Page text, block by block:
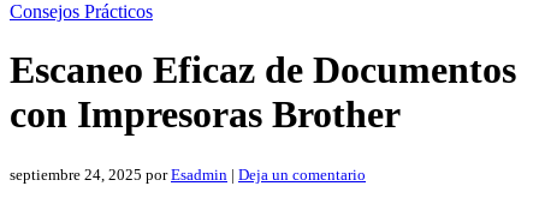
Consejos Prácticos
Escaneo Eficaz de Documentos
con Impresoras Brother
septiembre 24, 2025 porEsadmin | Deja un comentario